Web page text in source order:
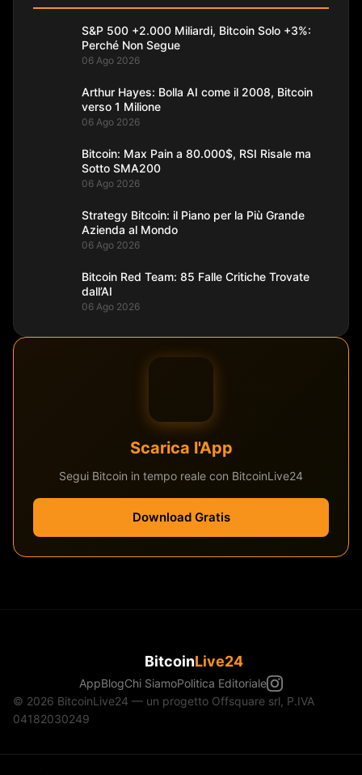
S&P 500 +2.000 Miliardi, Bitcoin Solo +3%:
Perché Non Segue
06 Ago 2026
Arthur Hayes: Bolla AI come il 2008, Bitcoin
verso 1 Milione
06 Ago 2026
Bitcoin: Max Pain a 80.000$, RSI Risale ma
Sotto SMA200
06 Ago 2026
Strategy Bitcoin: il Piano per la Più Grande
Azienda al Mondo
06 Ago 2026
Bitcoin Red Team: 85 Falle Critiche Trovate
dall’AI
06 Ago 2026
Scarica l'App
Segui Bitcoin in tempo reale con BitcoinLive24
Download Gratis
BitcoinLive24
AppBlogChi SiamoPolitica Editoriale
© 2026 BitcoinLive24 — un progetto Offsquare srl, P.IVA
04182030249